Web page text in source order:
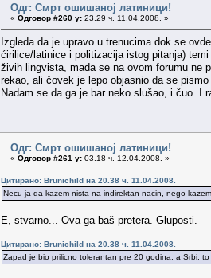
Одг: Смрт ошишаној латиници!
« Одговор #260 у: 23.29 ч. 11.04.2008. »
Izgleda da je upravo u trenucima dok se
ćirilice/latinice i politizacija istog pitanja)
živih lingvista, mada se na ovom forumu ne
rekao, ali čovek je lepo objasnio da se
Nadam se da ga je bar neko slušao, i čuo. I
Одг: Смрт ошишаној латиници!
« Одговор #261 у: 03.18 ч. 12.04.2008. »
Цитирано: Brunichild на 20.38 ч. 11.04.2008.
Necu ja da kazem nista na indirektan nacin, nego
E, stvarno... Ova ga baš pretera. Gluposti.
Цитирано: Brunichild на 20.38 ч. 11.04.2008.
Zapad je bio prilicno tolerantan pre 20 godina, a Srbi,